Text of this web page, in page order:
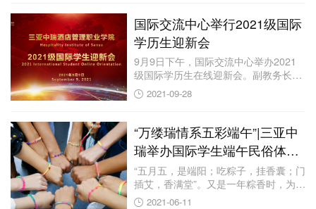
国际交流中心举行2021级国际
学历生迎新会
9月9日下午，国际交流中心举办2021
级国际学历生在线迎新会。副教务长李
铭代表学...
2021-09-28
“万缕瑞情系五彩端午”|三亚中
瑞举办国际学生端午民俗体验
活动
“五月五，是端阳；吃粽子，挂香囊；门
插艾，香满堂”。又是一年粽香时，为了
让国际学...
2021-06-11